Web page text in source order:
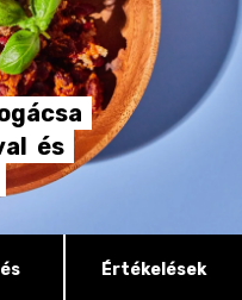
és
Értékelések